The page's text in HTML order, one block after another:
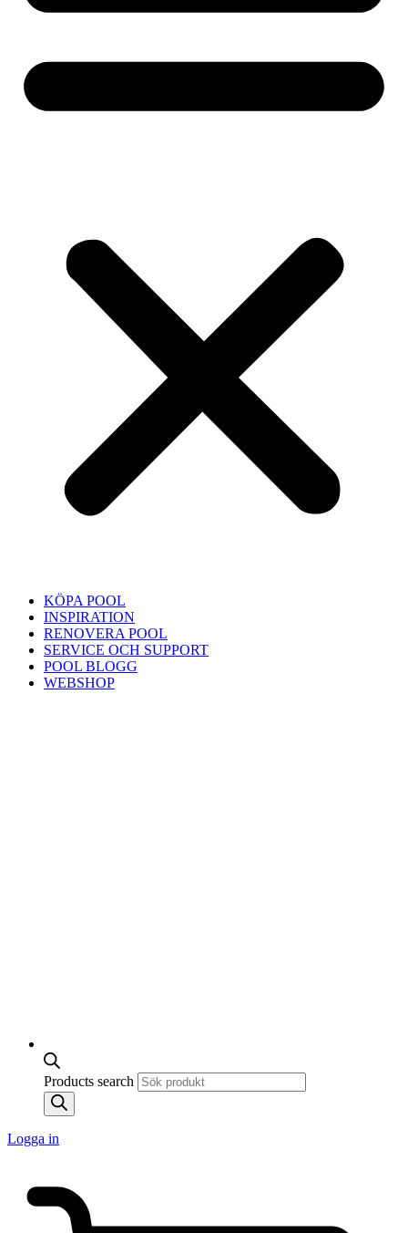
KÖPA POOL
INSPIRATION
RENOVERA POOL
SERVICE OCH SUPPORT
POOL BLOGG
WEBSHOP
Products search
Logga in